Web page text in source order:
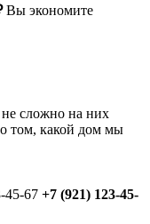
Вы экономите
сложно на них
том, какой дом мы
45-67 +7 (921) 123-45-